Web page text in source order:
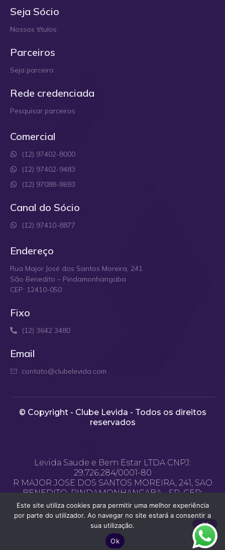
Seja Sócio
Nossos títulos
Parceiros
Seja parceiro
Rede credenciada
Pesquisar parceiros
Comercial
(12) 97402-8000
(12) 97402-9483
(12) 97088-8693
Canal do Sócio
(12) 97410-8877
Endereço
Rua Major José dos Santos Moreira, 241
São Benedito – Pindamonhangaba
CEP: 12410-050
Fixo
(12) 3642 3480
Email
contato@clubelevida.com
© Copyright - Clube Levida - Todos os direitos
reservados​
Levida Saude e Bem Estar LTDA CNPJ:
29.726.284/0001-80
R MAJOR JOSE DOS SANTOS MOREIRA, 241, SAO
BENEDITO, PINDAMONHANGABA - SP, CEP:
12.400-970
Email de contato: contato@clubelevida.com
Desenvolvido pela Agência Provoca
Este site utiliza cookies para permitir uma melhor experiência
por parte do utilizador. Ao navegar no site estará a consentir a
sua utilização.
Ok